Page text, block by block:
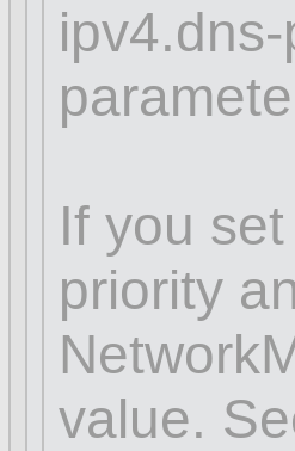
If you
priority
value.